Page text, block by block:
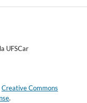
UFSCar
Creative Commons
.